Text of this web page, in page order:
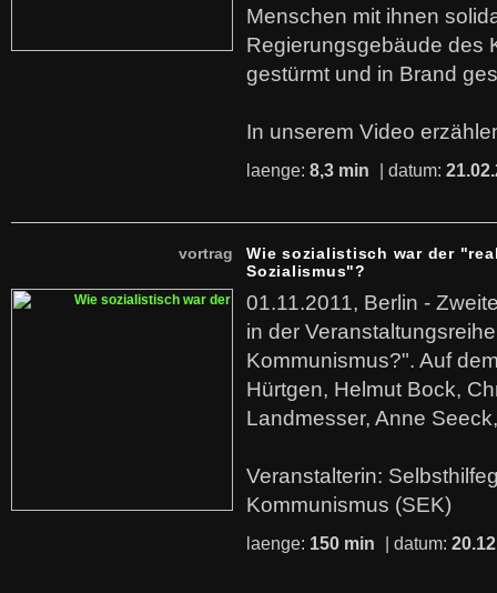
Menschen mit ihnen
Regierungsgebäude des
gestürmt und in Brand
In unserem Video
laenge: 8,3 min | datum:
vortrag
Wie sozialistisch war der
Sozialismus"?
01.11.2011, Berlin -
in der
Kommunismus?". Auf
Hürtgen, Helmut Bock,
Landmesser, Anne
Veranstalterin:
Kommunismus (SEK)
laenge: 150 min | datum: